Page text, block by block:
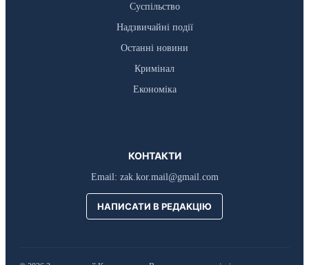
Суспільство
Надзвичайні події
Останні новини
Кримінал
Економіка
КОНТАКТИ
Email: zak.kor.mail@gmail.com
НАПИСАТИ В РЕДАКЦІЮ